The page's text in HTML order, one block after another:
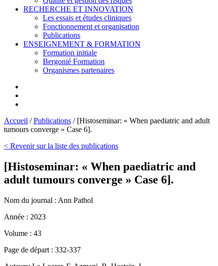
RECHERCHE ET INNOVATION
Les essais et études cliniques
Fonctionnement et organisation
Publications
ENSEIGNEMENT & FORMATION
Formation initiale
Bergonié Formation
Organismes partenaires
Accueil /Publications / [Histoseminar: « When paediatric and adult
tumours converge » Case 6].
< Revenir sur la liste des publications
[Histoseminar: « When paediatric and
adult tumours converge » Case 6].
Nom du journal : Ann Pathol
Année : 2023
Volume : 43
Page de départ : 332-337